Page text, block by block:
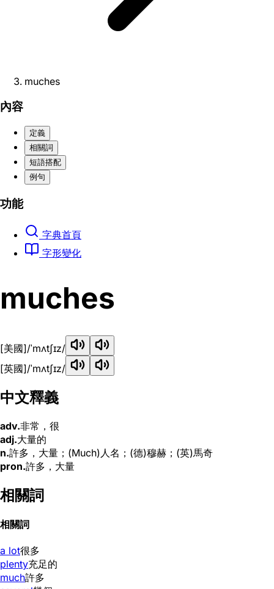
muches
內容
定義
相關詞
短語搭配
例句
功能
字典首頁
字形變化
muches
[美國]/ˈmʌtʃɪz/
[英國]/ˈmʌtʃɪz/
中文釋義
adv.非常，很
adj.大量的
n.許多，大量；(Much)人名；(德)穆赫；(英)馬奇
pron.許多，大量
相關詞
相關詞
a lot很多
plenty充足的
much許多